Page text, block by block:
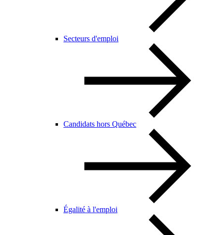
Secteurs d'emploi
Candidats hors Québec
Égalité à l'emploi